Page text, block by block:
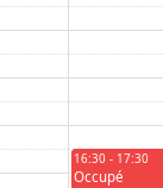
16:30 - 17:30
Occupé